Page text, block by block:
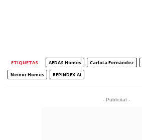
ETIQUETAS AEDAS Homes Carlota Fernández
Neinor Homes
REPINDEX.AI
- Publicitat -